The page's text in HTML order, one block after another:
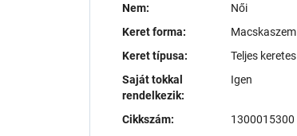
Nem:
Női
Keret forma:
Macskaszem
Keret típusa:
Teljes keretes
Saját tokkal
rendelkezik:
Igen
Cikkszám:
1300015300